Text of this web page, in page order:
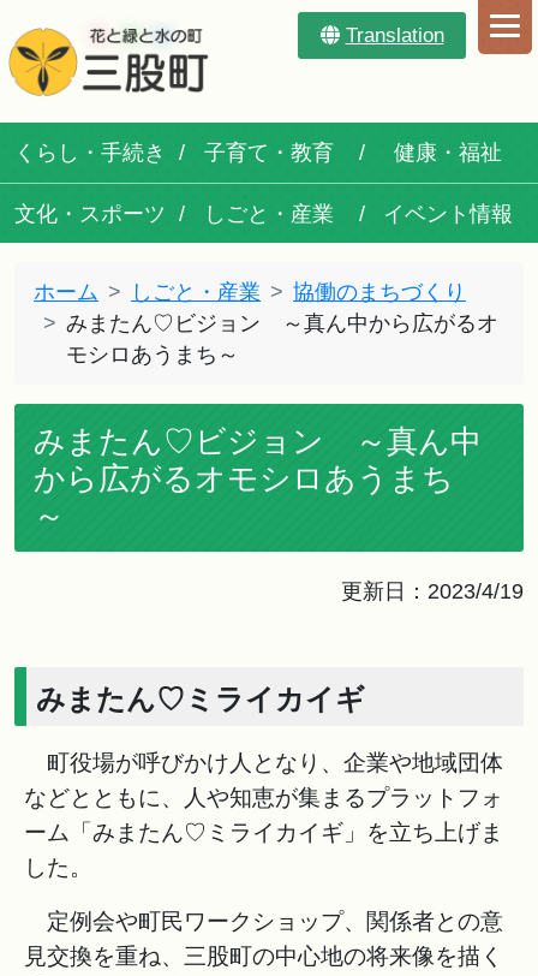
Translation
くらし・手続き 子育て・教育 健康・福祉
文化・スポーツ しごと・産業 イベント情報
ホーム しごと・産業
協働のまちづくり
みまたん♡ビジョン ～真ん中から広がるオ
モシロあうまち～
みまたん♡ビジョン ～真ん中
から広がるオモシロあうまち
～
更新日：2023/4/19
みまたん♡ミライカイギ
町役場が呼びかけ人となり、企業や地域団体
などとともに、人や知恵が集まるプラットフォ
ーム「みまたん♡ミライカイギ」を立ち上げま
した。
定例会や町民ワークショップ、関係者との意
見交換を重ね、三股町の中心地の将来像を描く